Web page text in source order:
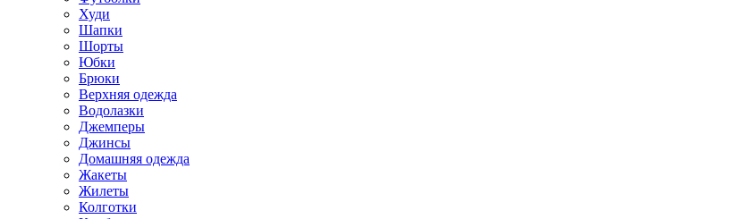
Худи
Шапки
Шорты
Юбки
Брюки
Верхняя одежда
Водолазки
Джемперы
Джинсы
Домашняя одежда
Жакеты
Жилеты
Колготки